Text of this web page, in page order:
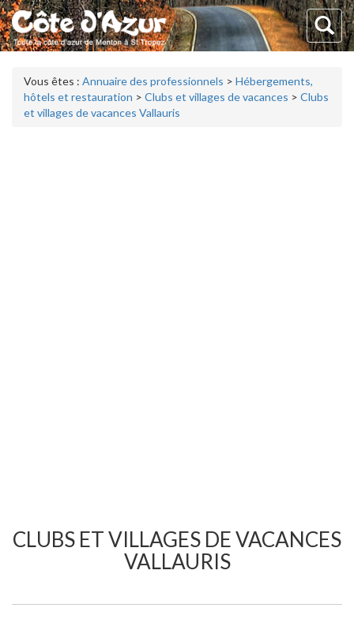
Vous êtes : Annuaire des professionnels > Hébergements,
hôtels et restauration > Clubs et villages de vacances > Clubs
et villages de vacances Vallauris
CLUBS ET VILLAGES DE VACANCES
VALLAURIS